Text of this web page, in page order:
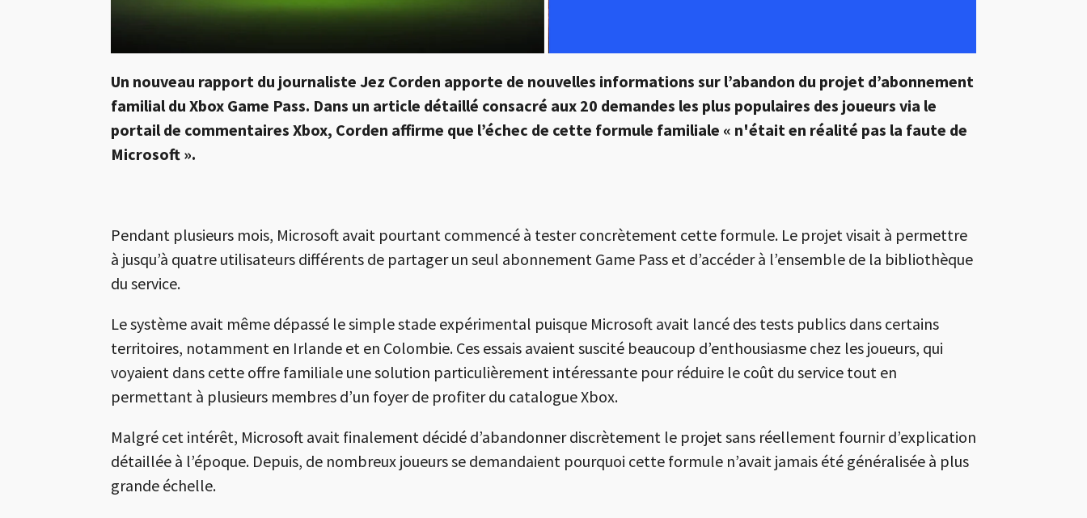
Un nouveau rapport du journaliste Jez Corden apporte de nouvelles informations sur l’abandon du projet d’abonnement
familial du Xbox Game Pass. Dans un article détaillé consacré aux 20 demandes les plus populaires des joueurs via le
portail de commentaires Xbox, Corden affirme que l’échec de cette formule familiale « n'était en réalité pas la faute de
Microsoft ».
Pendant plusieurs mois, Microsoft avait pourtant commencé à tester concrètement cette formule. Le projet visait à permettre
à jusqu’à quatre utilisateurs différents de partager un seul abonnement Game Pass et d’accéder à l’ensemble de la bibliothèque
du service.
Le système avait même dépassé le simple stade expérimental puisque Microsoft avait lancé des tests publics dans certains
territoires, notamment en Irlande et en Colombie. Ces essais avaient suscité beaucoup d’enthousiasme chez les joueurs, qui
voyaient dans cette offre familiale une solution particulièrement intéressante pour réduire le coût du service tout en
permettant à plusieurs membres d’un foyer de profiter du catalogue Xbox.
Malgré cet intérêt, Microsoft avait finalement décidé d’abandonner discrètement le projet sans réellement fournir d’explication
détaillée à l’époque. Depuis, de nombreux joueurs se demandaient pourquoi cette formule n’avait jamais été généralisée à plus
grande échelle.